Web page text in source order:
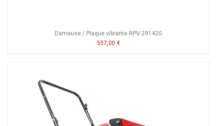
Dameuse / Plaque vibrante RPV-29142G
557,00 €